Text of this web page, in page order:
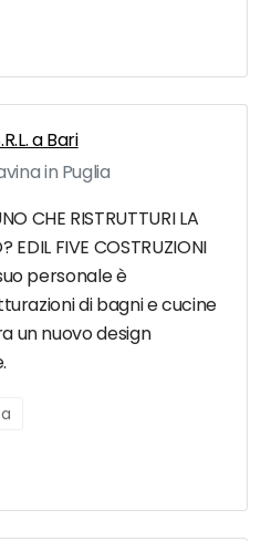
a Bari
in Puglia
CHE RISTRUTTURI LA
EDIL FIVE COSTRUZIONI
suo personale è
di bagni e cucine
un nuovo design